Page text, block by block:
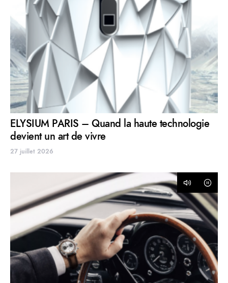
ELYSIUM PARIS – Quand la haute technologie
devient un art de vivre
27 juillet 2026